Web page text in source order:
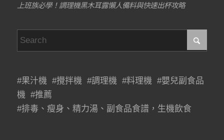
上班族必學！調理機黑木耳露懶人備料與快速出杯攻略
#果汁機 #攪拌機 #調理機 #料理機 #嬰兒副食品
機 #推薦
#排毒、瘦身、精力湯、副食品食譜，生機飲食